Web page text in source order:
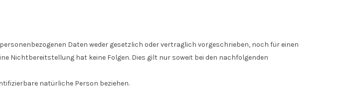
Daten weder gesetzlich oder vertraglich vorgeschrieben, noch für einen
Nichtbereitstellung hat keine Folgen. Dies gilt nur soweit bei den nachfolgenden
natürliche Person beziehen.